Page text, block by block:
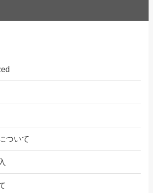
ついて